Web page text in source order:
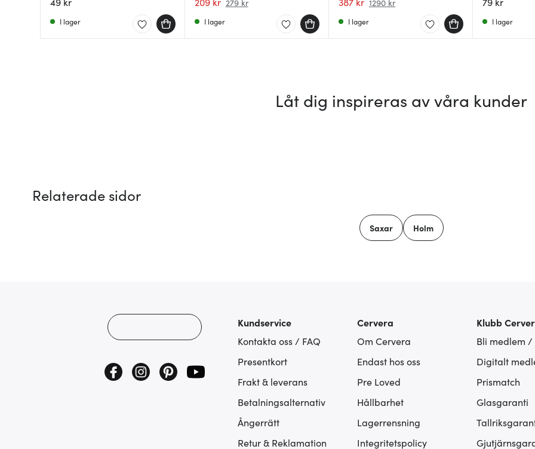
I lager I lager I lager I lager
Låt dig inspireras av våra kunder
Relaterade sidor
Saxar Holm
Kundservice
Kontakta oss / FAQ
Presentkort
Frakt & leverans
Betalningsalternativ
Ångerrätt
Retur & Reklamation
Cervera
Om Cervera
Endast hos oss
Pre Loved
Hållbarhet
Lagerrensning
Integritetspolicy
Klubb
Bli medlem /
Digitalt
Prismatch
Glasgaranti